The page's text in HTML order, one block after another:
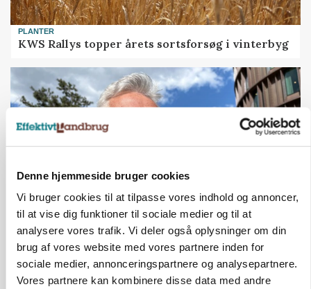
Denne hjemmeside bruger cookies
Vi bruger cookies til at tilpasse vores indhold og annoncer,
til at vise dig funktioner til sociale medier og til at
analysere vores trafik. Vi deler også oplysninger om din
brug af vores website med vores partnere inden for
sociale medier, annonceringspartnere og analysepartnere.
Vores partnere kan kombinere disse data med andre
PLANTER
KWS Rallys topper årets sortsforsøg i vinterbyg
CAP-I-DANMARK
Fjerkræbranchen: - Vi forlanger ens
konkurrence- og produktionsvilkår